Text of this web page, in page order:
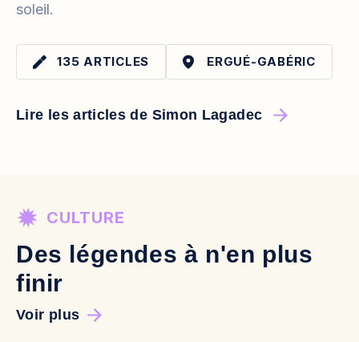
soleil.
135 ARTICLES ERGUÉ-GABÉRIC
Lire les articles de Simon Lagadec
Des légendes à n'en plus
finir
CULTURE
Voir plus